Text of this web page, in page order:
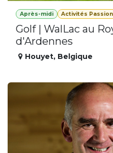
Après-midi Activités Passion
Golf | WalLac au
d'Ardennes
Houyet, Belgique